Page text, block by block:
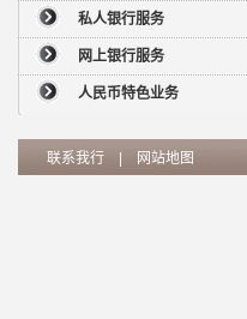
私人银行服务
网上银行服务
人民币特色业务
联系我行 网站地图